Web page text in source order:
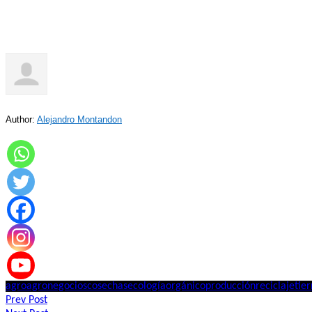
Author: Alejandro Montandon
agroagronegocioscosechasecologíaorgánicoproducciónreciclaje
Navegación
Prev Post